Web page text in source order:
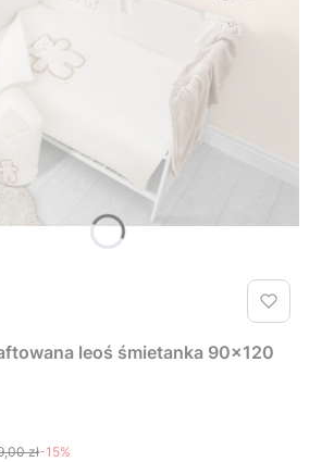
leoś śmietanka 90x120
zł-15%